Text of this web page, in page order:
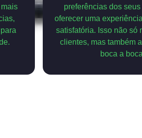
preferências dos
oferecer uma
satisfatória. Isso não só
clientes, mas também
boca a